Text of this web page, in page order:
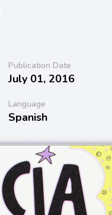
Publication Date
July 01, 2016
Language
Spanish